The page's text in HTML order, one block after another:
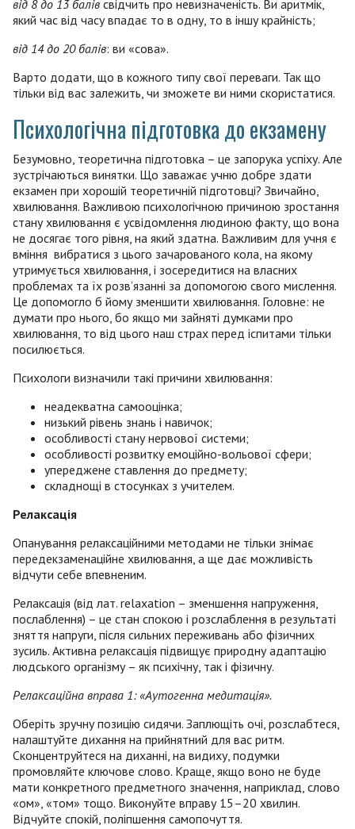
від 8 до 13 балів свідчить про невизначеність. Ви аритмік,
який час від часу впадає то в одну, то в іншу крайність;
від 14 до 20 балів: ви «сова».
Варто додати, що в кожного типу свої переваги. Так що
тільки від вас залежить, чи зможете ви ними скористатися.
Психологічна підготовка до екзамену
Безумовно, теоретична підготовка – це запорука успіху. Але
зустрічаються винятки. Що заважає учню добре здати
екзамен при хорошій теоретичній підготовці? Звичайно,
хвилювання. Важливою психологічною причиною зростання
стану хвилювання є усвідомлення людиною факту, що вона
не досягає того рівня, на який здатна. Важливим для учня є
вміння вибратися з цього зачарованого кола, на якому
утримується хвилювання, і зосередитися на власних
проблемах та їх розв’язанні за допомогою свого мислення.
Це допомогло б йому зменшити хвилювання. Головне: не
думати про нього, бо якщо ми зайняті думками про
хвилювання, то від цього наш страх перед іспитами тільки
посилюється.
Психологи визначили такі причини хвилювання:
неадекватна самооцінка;
низький рівень знань і навичок;
особливості стану нервової системи;
особливості розвитку емоційно-вольової сфери;
упереджене ставлення до предмету;
складнощі в стосунках з учителем.
Релаксація
Опанування релаксаційними методами не тільки знімає
передекзаменаційне хвилювання, а ще дає можливість
відчути себе впевненим.
Релаксація (від лат. relaxation – зменшення напруження,
послаблення) – це стан спокою і розслаблення в результаті
зняття напруги, після сильних переживань або фізичних
зусиль. Активна релаксація підвищує природну адаптацію
людського організму – як психічну, так і фізичну.
Релаксаційна вправа 1: «Аутогенна медитація».
Оберіть зручну позицію сидячи. Заплющіть очі, розслабтеся,
налаштуйте дихання на прийнятний для вас ритм.
Сконцентруйтеся на диханні, на видиху, подумки
промовляйте ключове слово. Краще, якщо воно не буде
мати конкретного предметного значення, наприклад, слово
«ом», «том» тощо. Виконуйте вправу 15–20 хвилин.
Відчуйте спокій, поліпшення самопочуття.